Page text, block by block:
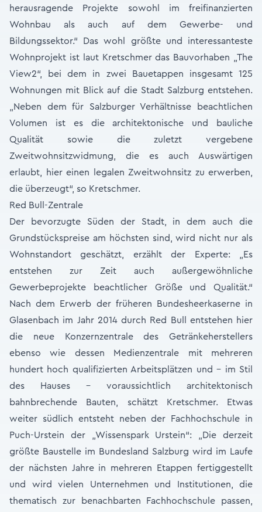
herausragende Projekte sowohl im freifinanzierten
Wohnbau als auch auf dem Gewerbe- und
Bildungssektor.“ Das wohl größte und interessanteste
Wohnprojekt ist laut Kretschmer das Bauvorhaben „The
View2“, bei dem in zwei Bauetappen insgesamt 125
Wohnungen mit Blick auf die Stadt Salzburg entstehen.
„Neben dem für Salzburger Verhältnisse beachtlichen
Volumen ist es die architektonische und bauliche
Qualität sowie die zuletzt vergebene
Zweitwohnsitzwidmung, die es auch Auswärtigen
erlaubt, hier einen legalen Zweitwohnsitz zu erwerben,
die überzeugt“, so Kretschmer.
Red Bull-Zentrale
Der bevorzugte Süden der Stadt, in dem auch die
Grundstückspreise am höchsten sind, wird nicht nur als
Wohnstandort geschätzt, erzählt der Experte: „Es
entstehen zur Zeit auch außergewöhnliche
Gewerbeprojekte beachtlicher Größe und Qualität.“
Nach dem Erwerb der früheren Bundesheerkaserne in
Glasenbach im Jahr 2014 durch Red Bull entstehen hier
die neue Konzernzentrale des Getränkeherstellers
ebenso wie dessen Medienzentrale mit mehreren
hundert hoch qualifizierten Arbeitsplätzen und - im Stil
des Hauses - voraussichtlich architektonisch
bahnbrechende Bauten, schätzt Kretschmer. Etwas
weiter südlich entsteht neben der Fachhochschule in
Puch-Urstein der „Wissenspark Urstein“: „Die derzeit
größte Baustelle im Bundesland Salzburg wird im Laufe
der nächsten Jahre in mehreren Etappen fertiggestellt
und wird vielen Unternehmen und Institutionen, die
thematisch zur benachbarten Fachhochschule passen,